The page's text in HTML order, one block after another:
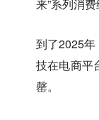
来”系列消
到了2025
技在电商平
罄。